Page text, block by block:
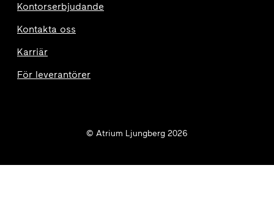
Kontorserbjudande
Kontakta oss
Karriär
För leverantörer
© Atrium Ljungberg 2026